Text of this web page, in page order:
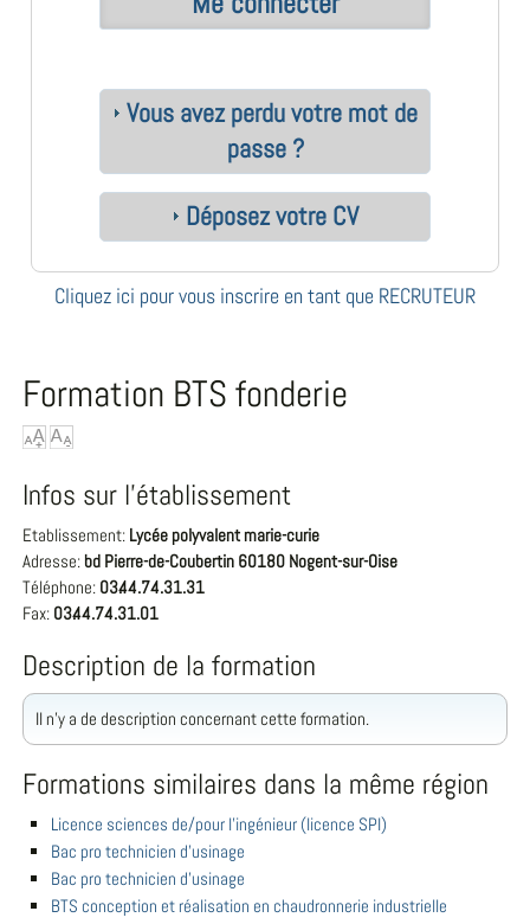
Vous avez perdu votre mot de
passe ?
Déposez votre CV
Cliquez ici pour vous inscrire en tant que RECRUTEUR
Formation BTS fonderie
Infos sur l'établissement
Etablissement: Lycée polyvalent marie-curie
Adresse: bd Pierre-de-Coubertin 60180 Nogent-sur-Oise
Téléphone: 03.44.74.31.31
Fax: 03.44.74.31.01
Description de la formation
Il n'y a de description concernant cette formation.
Formations similaires dans la même région
Licence sciences de/pour l'ingénieur (licence SPI)
Bac pro technicien d'usinage
Bac pro technicien d'usinage
BTS conception et réalisation en chaudronnerie industrielle